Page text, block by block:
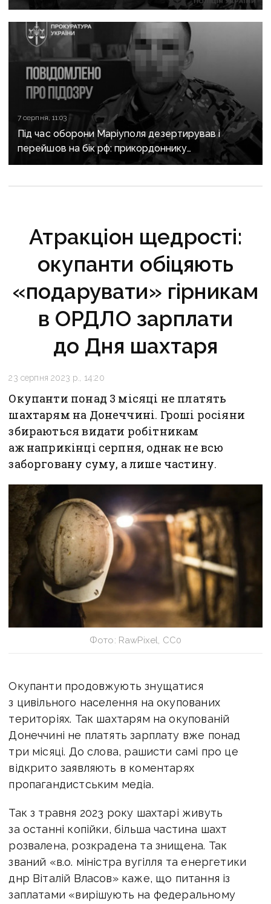
після загибелі чоловіка
7 серпня, 11:03
Під час оборони Маріуполя дезертирував і
перейшов на бік рф: прикордоннику
з «Азовсталі» повідомили про підозру
Атракціон щедрості:
окупанти обіцяють
«подарувати» гірникам
в ОРДЛО зарплати
до Дня шахтаря
23 серпня 2023 р., 14:20
Окупанти понад 3 місяці не платять
шахтарям на Донеччині. Гроші росіяни
збираються видати робітникам
аж наприкінці серпня, однак не всю
заборговану суму, а лише частину.
Фото: RawPixel, CC0
Окупанти продовжують знущатися
з цивільного населення на окупованих
територіях. Так шахтарям на окупованій
Донеччині не платять зарплату вже понад
три місяці. До слова, рашисти самі про це
відкрито заявляють в коментарях
пропагандистським медіа.
Так з травня 2023 року шахтарі живуть
за останні копійки, більша частина шахт
розвалена, розкрадена та знищена. Так
званий «в.о. міністра вугілля та енергетики
днр Віталій Власов» каже, що питання із
заплатами «вирішують на федеральному